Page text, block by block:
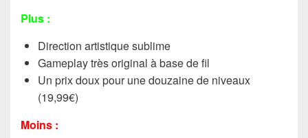
Plus :
Direction artistique sublime
Gameplay très original à base de fil
Un prix doux pour une douzaine de niveaux
(19,99€)
Moins :